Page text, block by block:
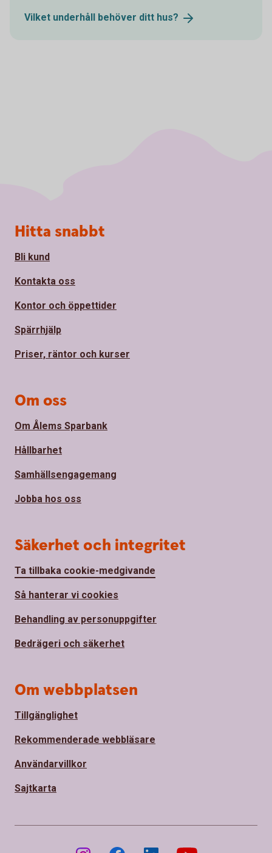
Vilket underhåll behöver ditt hus?
Sidfot
Hitta snabbt
Bli kund
Kontakta oss
Kontor och öppettider
Spärrhjälp
Priser, räntor och kurser
Om oss
Om Ålems Sparbank
Hållbarhet
Samhällsengagemang
Jobba hos oss
Säkerhet och integritet
Ta tillbaka cookie-medgivande
Så hanterar vi cookies
Behandling av personuppgifter
Bedrägeri och säkerhet
Om webbplatsen
Tillgänglighet
Rekommenderade webbläsare
Användarvillkor
Sajtkarta